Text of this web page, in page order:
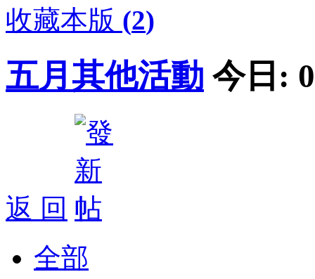
收藏本版 (2)
五月其他活動 今日: 0
返 回
全部